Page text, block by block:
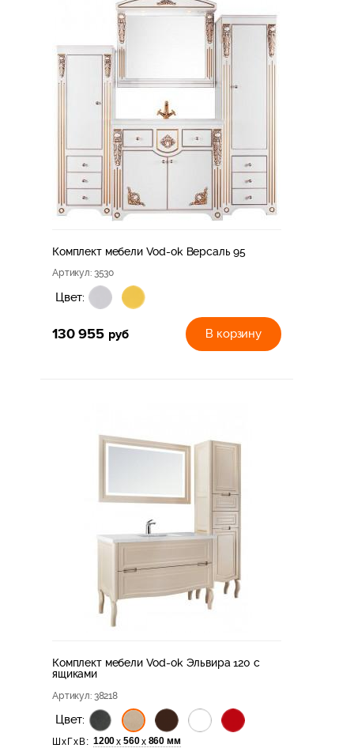
Комплект мебели Vod-ok Версаль 95
Артикул: 3530
Цвет:
130 955 руб В корзину
Комплект мебели Vod-ok Эльвира 120 с
ящиками
Артикул: 38218
Цвет:
ШхГхВ: 1200х 560х 860 мм